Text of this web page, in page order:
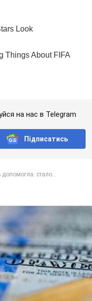
на нас в Telegram
Підписатись
допомогла: стало...